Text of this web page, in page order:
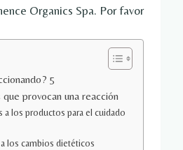
Organics Spa. Por favor
5
provocan una reacción
a los productos para el cuidado
los cambios dietéticos